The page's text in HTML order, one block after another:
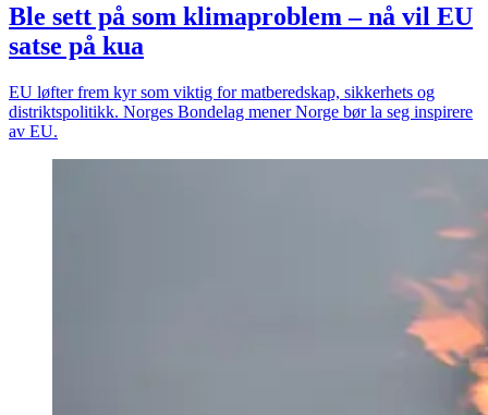
Ble sett på som klimaproblem – nå vil EU
satse på kua
EU løfter frem kyr som viktig for matberedskap, sikkerhets og
distriktspolitikk. Norges Bondelag mener Norge bør la seg inspirere
av EU.